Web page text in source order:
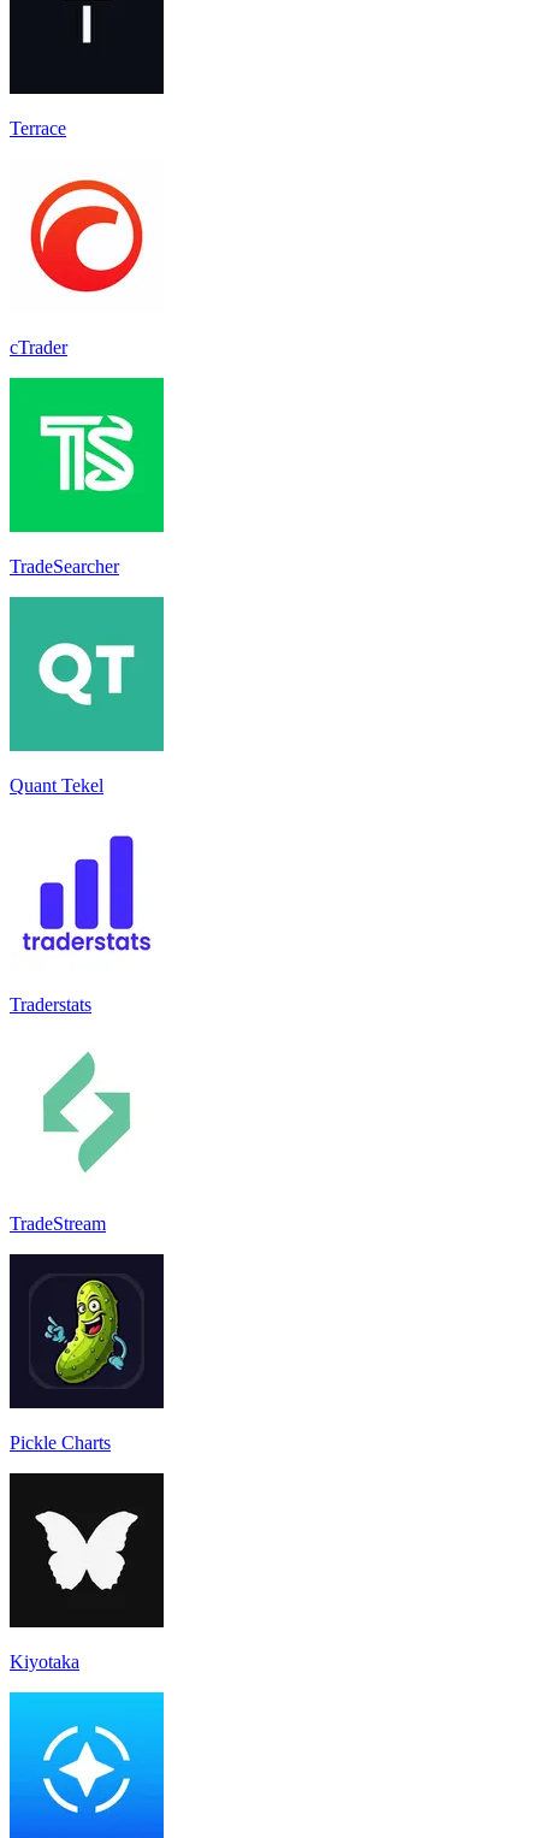
Terrace
cTrader
TradeSearcher
Quant Tekel
Traderstats
TradeStream
Pickle Charts
Kiyotaka